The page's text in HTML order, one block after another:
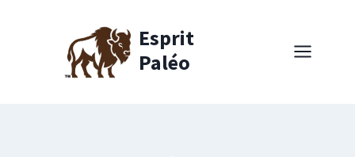
Esprit
Paléo